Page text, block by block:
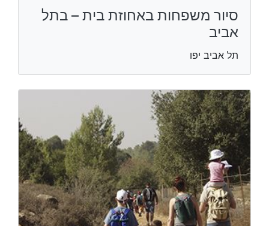
סיור משפחות באחוזת בית – בתל
אביב
תל אביב יפו